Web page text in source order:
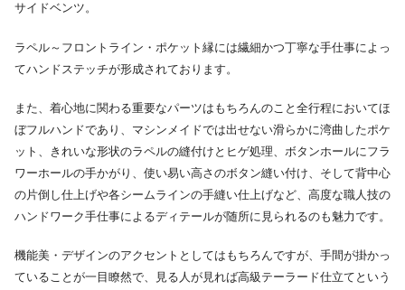
サイドベンツ。
ラペル～フロントライン・ポケット縁には繊細かつ丁寧な手仕事によっ
てハンドステッチが形成されております。
また、着心地に関わる重要なパーツはもちろんのこと全行程においてほ
ぼフルハンドであり、マシンメイドでは出せない滑らかに湾曲したポケ
ット、きれいな形状のラペルの縫付けとヒゲ処理、ボタンホールにフラ
ワーホールの手かがり、使い易い高さのボタン縫い付け、そして背中心
の片倒し仕上げや各シームラインの手縫い仕上げなど、高度な職人技の
ハンドワーク手仕事によるディテールが随所に見られるのも魅力です。
機能美・デザインのアクセントとしてはもちろんですが、手間が掛かっ
ていることが一目瞭然で、見る人が見れば高級テーラード仕立てという